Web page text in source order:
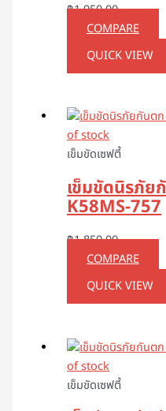
฿1,950.00
COMPARE
QUICK VIEW
of stock
เข็มขัดเซฟตี้
เข็มขัดนิรภั
K58MS-757
฿1,850.00
COMPARE
QUICK VIEW
of stock
เข็มขัดเซฟตี้